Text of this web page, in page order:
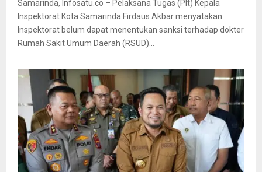
Samarinda, Infosatu.co – Pelaksana Tugas (Plt) Kepala
Inspektorat Kota Samarinda Firdaus Akbar menyatakan
Inspektorat belum dapat menentukan sanksi terhadap dokter
Rumah Sakit Umum Daerah (RSUD)...